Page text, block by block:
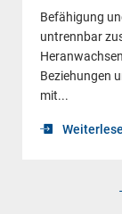
Befähigung
untrennbar
Beziehungen
mit...